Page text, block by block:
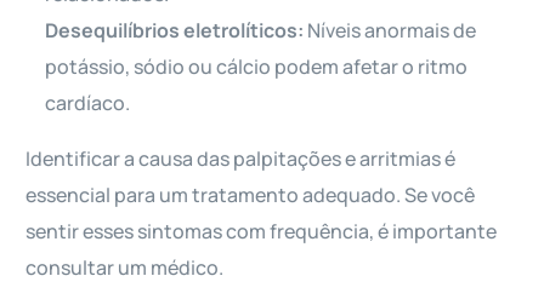
Desequilíbrios eletrolíticos: Níveis anormais de
potássio, sódio ou cálcio podem afetar o ritmo
cardíaco.
Identificar a causa das palpitações e arritmias é
essencial para um tratamento adequado. Se você
sentir esses sintomas com frequência, é importante
consultar um médico.